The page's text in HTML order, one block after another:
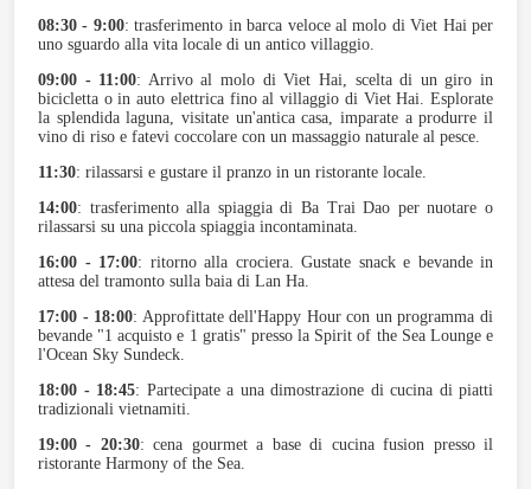
08:30 - 9:00: trasferimento in barca veloce al molo di Viet Hai per
uno sguardo alla vita locale di un antico villaggio.
09:00 - 11:00: Arrivo al molo di Viet Hai, scelta di un giro in
bicicletta o in auto elettrica fino al villaggio di Viet Hai. Esplorate
la splendida laguna, visitate un'antica casa, imparate a produrre il
vino di riso e fatevi coccolare con un massaggio naturale al pesce.
11:30: rilassarsi e gustare il pranzo in un ristorante locale.
14:00: trasferimento alla spiaggia di Ba Trai Dao per nuotare o
rilassarsi su una piccola spiaggia incontaminata.
16:00 - 17:00: ritorno alla crociera. Gustate snack e bevande in
attesa del tramonto sulla baia di Lan Ha.
17:00 - 18:00: Approfittate dell'Happy Hour con un programma di
bevande "1 acquisto e 1 gratis" presso la Spirit of the Sea Lounge e
l'Ocean Sky Sundeck.
18:00 - 18:45: Partecipate a una dimostrazione di cucina di piatti
tradizionali vietnamiti.
19:00 - 20:30: cena gourmet a base di cucina fusion presso il
ristorante Harmony of the Sea.